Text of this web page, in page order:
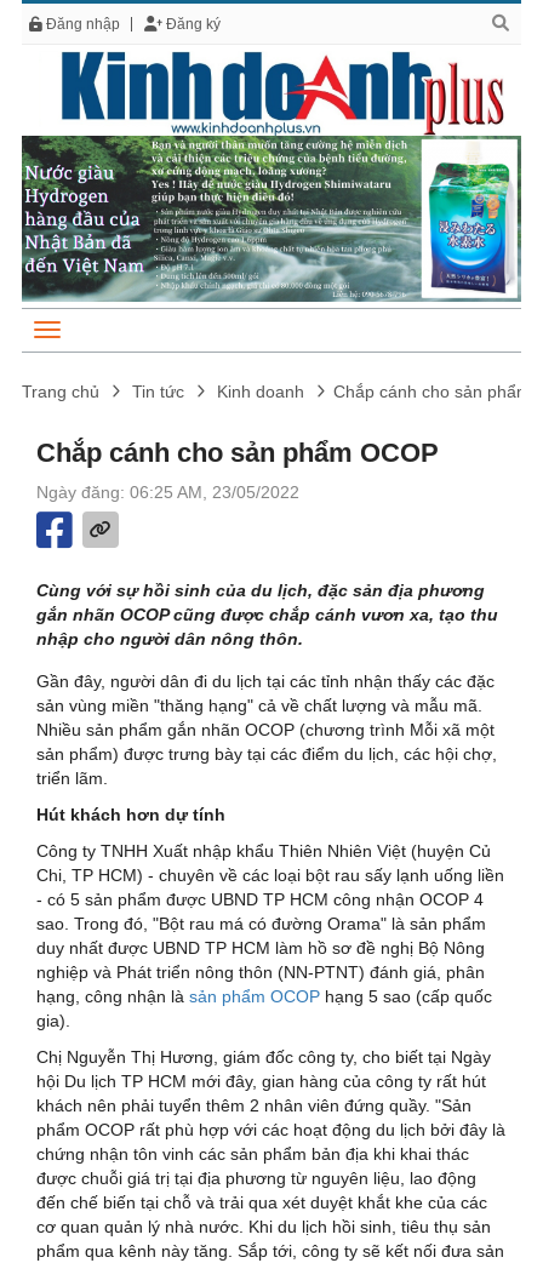
Đăng nhập Đăng ký
Trang chủ Tin tức Kinh doanh Chắp cánh cho sản phẩm
Chắp cánh cho sản phẩm OCOP
Ngày đăng: 06:25 AM, 23/05/2022
Cùng với sự hồi sinh của du lịch, đặc sản địa phương
gắn nhãn OCOP cũng được chắp cánh vươn xa, tạo thu
nhập cho người dân nông thôn.
Gần đây, người dân đi du lịch tại các tỉnh nhận thấy các đặc
sản vùng miền "thăng hạng" cả về chất lượng và mẫu mã.
Nhiều sản phẩm gắn nhãn OCOP (chương trình Mỗi xã một
sản phẩm) được trưng bày tại các điểm du lịch, các hội chợ,
triển lãm.
Hút khách hơn dự tính
Công ty TNHH Xuất nhập khẩu Thiên Nhiên Việt (huyện Củ
Chi, TP HCM) - chuyên về các loại bột rau sấy lạnh uống liền
- có 5 sản phẩm được UBND TP HCM công nhận OCOP 4
sao. Trong đó, "Bột rau má có đường Orama" là sản phẩm
duy nhất được UBND TP HCM làm hồ sơ đề nghị Bộ Nông
nghiệp và Phát triển nông thôn (NN-PTNT) đánh giá, phân
hạng, công nhận là sản phẩm OCOP hạng 5 sao (cấp quốc
gia).
Chị Nguyễn Thị Hương, giám đốc công ty, cho biết tại Ngày
hội Du lịch TP HCM mới đây, gian hàng của công ty rất hút
khách nên phải tuyển thêm 2 nhân viên đứng quầy. "Sản
phẩm OCOP rất phù hợp với các hoạt động du lịch bởi đây là
chứng nhận tôn vinh các sản phẩm bản địa khi khai thác
được chuỗi giá trị tại địa phương từ nguyên liệu, lao động
đến chế biến tại chỗ và trải qua xét duyệt khắt khe của các
cơ quan quản lý nhà nước. Khi du lịch hồi sinh, tiêu thụ sản
phẩm qua kênh này tăng. Sắp tới, công ty sẽ kết nối đưa sản